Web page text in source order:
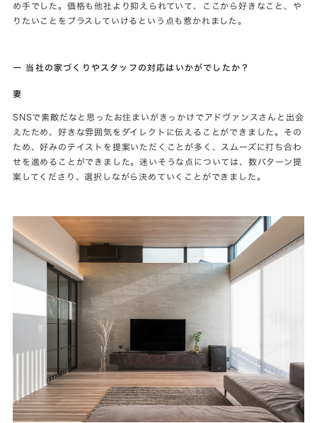
め手でした。価格も他社より抑えられていて、ここから好きなこと、や
りたいことをプラスしていけるという点も惹かれました。
ー 当社の家づくりやスタッフの対応はいかがでしたか？
妻
SNSで素敵だなと思ったお住まいがきっかけでアドヴァンスさんと出会
えたため、好きな雰囲気をダイレクトに伝えることができました。その
ため、好みのテイストを提案いただくことが多く、スムーズに打ち合わ
せを進めることができました。迷いそうな点については、数パターン提
案してくださり、選択しながら決めていくことができました。